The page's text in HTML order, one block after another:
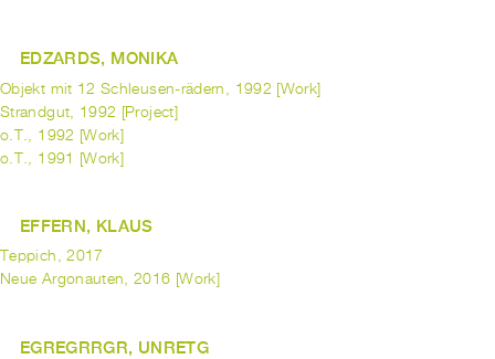
EDZARDS, MONIKA
Objekt mit 12 Schleusen-rädern, 1992 [Work]
Strandgut, 1992 [Project]
o.T., 1992 [Work]
o.T., 1991 [Work]
EFFERN, KLAUS
Teppich, 2017
Neue Argonauten, 2016 [Work]
EGREGRRGR, UNRETG